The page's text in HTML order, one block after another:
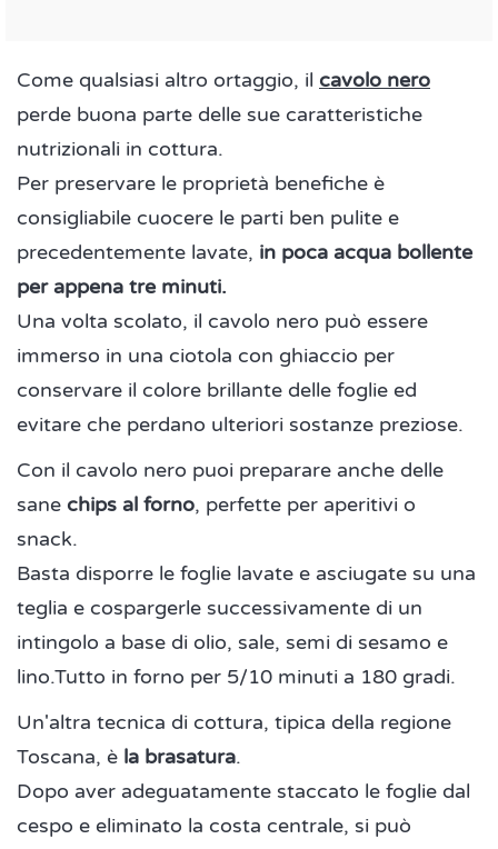
Come qualsiasi altro ortaggio, il cavolo nero
perde buona parte delle sue caratteristiche
nutrizionali in cottura.
Per preservare le proprietà benefiche è
consigliabile cuocere le parti ben pulite e
precedentemente lavate, in poca acqua bollente
per appena tre minuti.
Una volta scolato, il cavolo nero può essere
immerso in una ciotola con ghiaccio per
conservare il colore brillante delle foglie ed
evitare che perdano ulteriori sostanze preziose.
Con il cavolo nero puoi preparare anche delle
sane chips al forno, perfette per aperitivi o
snack.
Basta disporre le foglie lavate e asciugate su una
teglia e cospargerle successivamente di un
intingolo a base di olio, sale, semi di sesamo e
lino.Tutto in forno per 5/10 minuti a 180 gradi.
Un'altra tecnica di cottura, tipica della regione
Toscana, è la brasatura.
Dopo aver adeguatamente staccato le foglie dal
cespo e eliminato la costa centrale, si può